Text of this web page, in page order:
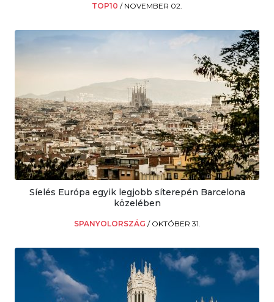
TOP10 / NOVEMBER 02.
Síelés Európa egyik legjobb síterepén Barcelona
közelében
SPANYOLORSZÁG / OKTÓBER 31.